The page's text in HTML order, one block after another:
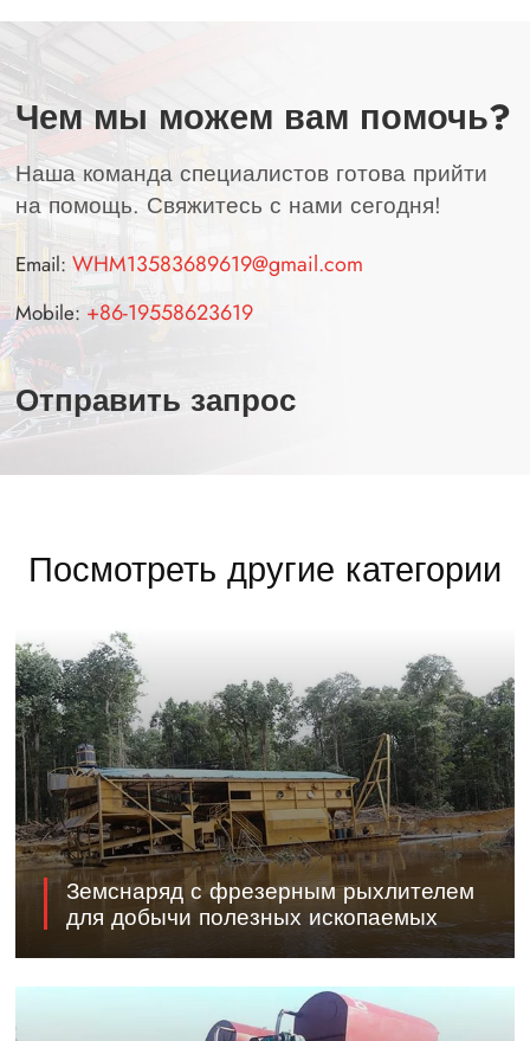
Чем мы можем вам помочь?
Наша команда специалистов готова прийти
на помощь. Свяжитесь с нами сегодня!
Email:WHM13583689619@gmail.com
Mobile: +86-19558623619
Отправить запрос
Посмотреть другие категории
Земснаряд с фрезерным рыхлителем
для добычи полезных ископаемых